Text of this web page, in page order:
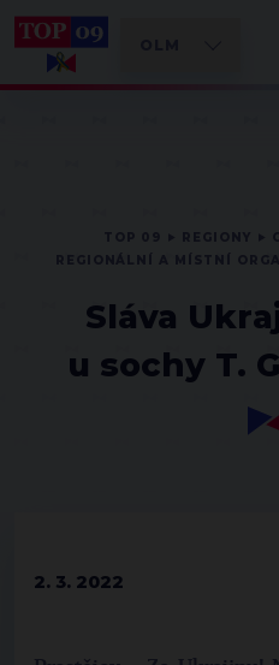
Sláva
u sochy T.
2. 3. 2022